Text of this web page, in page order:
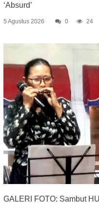
‘Absurd’
5 Agustus 2026 0 24
GALERI FOTO: Sambut